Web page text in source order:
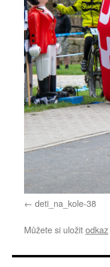
deti_na_kole-38
Můžete si uložitodkaz